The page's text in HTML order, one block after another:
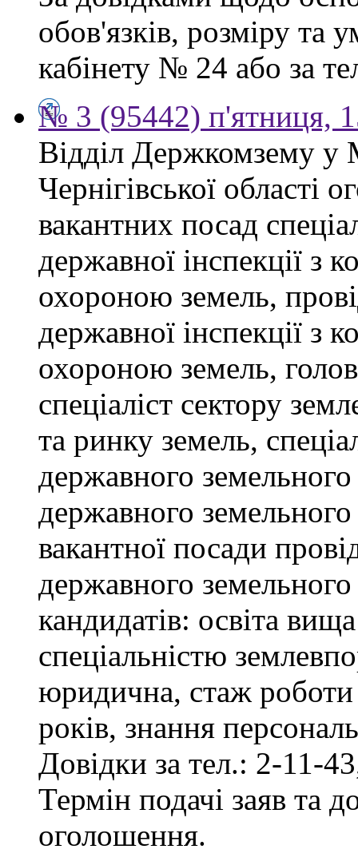
обов'язків, розміру та
кабінету № 24 або за
№ 3 (95442) п'ятниця,
Відділ Держкомзему у
Чернігівської області
вакантних посад
державної інспекції з
охороною земель,
державної інспекції з
охороною земель,
спеціаліст сектору
та ринку земель,
державного земельного
державного
вакантної посади
державного
кандидатів: освіта
спеціальністю
юридична, стаж роботи
років, знання
Довідки за тел.: 2-11-
Термін подачі заяв та
оголошення.